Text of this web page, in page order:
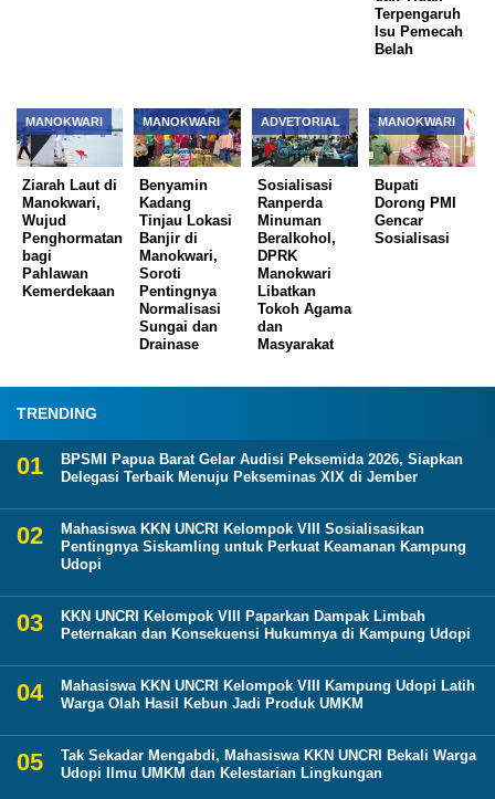
Terpengaruh
Isu Pemecah
Belah
MANOKWARI
Ziarah Laut di
Manokwari,
Wujud
Penghormatan
bagi
Pahlawan
Kemerdekaan
MANOKWARI
Benyamin
Kadang
Tinjau Lokasi
Banjir di
Manokwari,
Soroti
Pentingnya
Normalisasi
Sungai dan
Drainase
ADVETORIAL
Sosialisasi
Ranperda
Minuman
Beralkohol,
DPRK
Manokwari
Libatkan
Tokoh Agama
dan
Masyarakat
MANOKWARI
Bupati
Dorong PMI
Gencar
Sosialisasi
TRENDING
BPSMI Papua Barat Gelar Audisi Peksemida 2026, Siapkan
Delegasi Terbaik Menuju Pekseminas XIX di Jember
Mahasiswa KKN UNCRI Kelompok VIII Sosialisasikan
Pentingnya Siskamling untuk Perkuat Keamanan Kampung
Udopi
KKN UNCRI Kelompok VIII Paparkan Dampak Limbah
Peternakan dan Konsekuensi Hukumnya di Kampung Udopi
Mahasiswa KKN UNCRI Kelompok VIII Kampung Udopi Latih
Warga Olah Hasil Kebun Jadi Produk UMKM
Tak Sekadar Mengabdi, Mahasiswa KKN UNCRI Bekali Warga
Udopi Ilmu UMKM dan Kelestarian Lingkungan